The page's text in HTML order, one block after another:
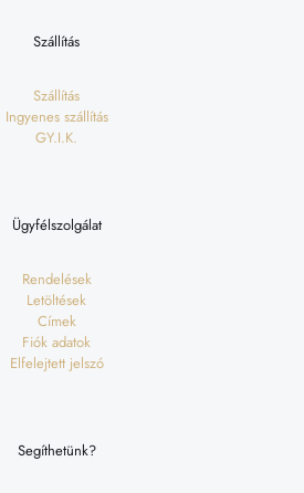
Szállítás
Szállítás
Ingyenes szállítás
GY.I.K.
Ügyfélszolgálat
Rendelések
Letöltések
Címek
Fiók adatok
Elfelejtett jelszó
Segíthetünk?